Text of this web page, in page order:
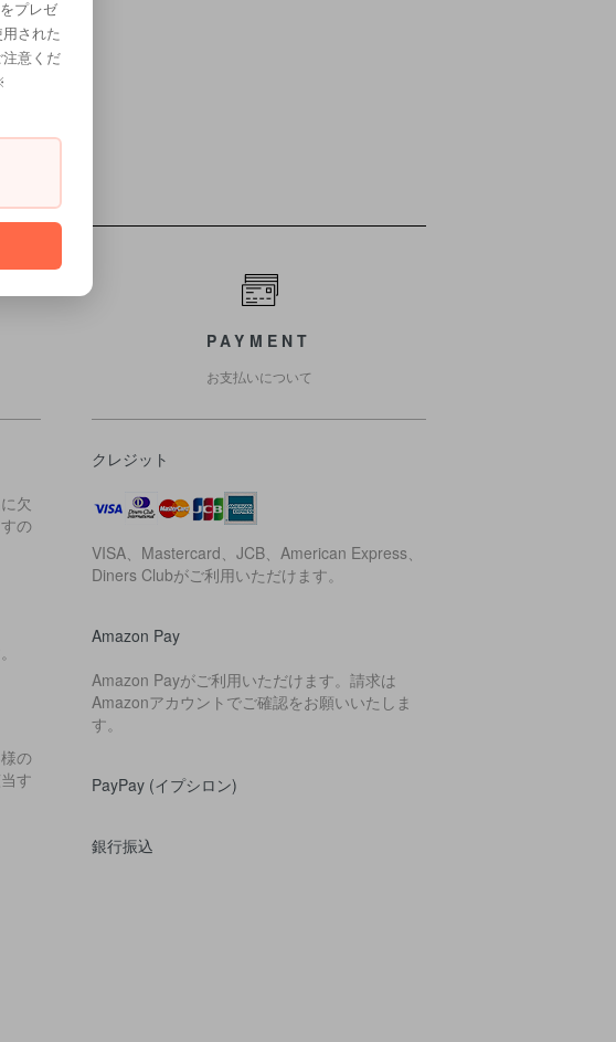
欠
の
の
す
PAYMENT
お支払いについて
クレジット
VISA、Mastercard、JCB、American Express、
Diners Clubがご利用いただけます。
Amazon Pay
Amazon Payがご利用いただけます。請求は
Amazonアカウントでご確認をお願いいたしま
す。
PayPay (イプシロン)
銀行振込
プレゼ
された
意くだ